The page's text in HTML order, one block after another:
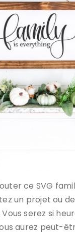
ce SVG
un projet ou
serez si
aurez peut-